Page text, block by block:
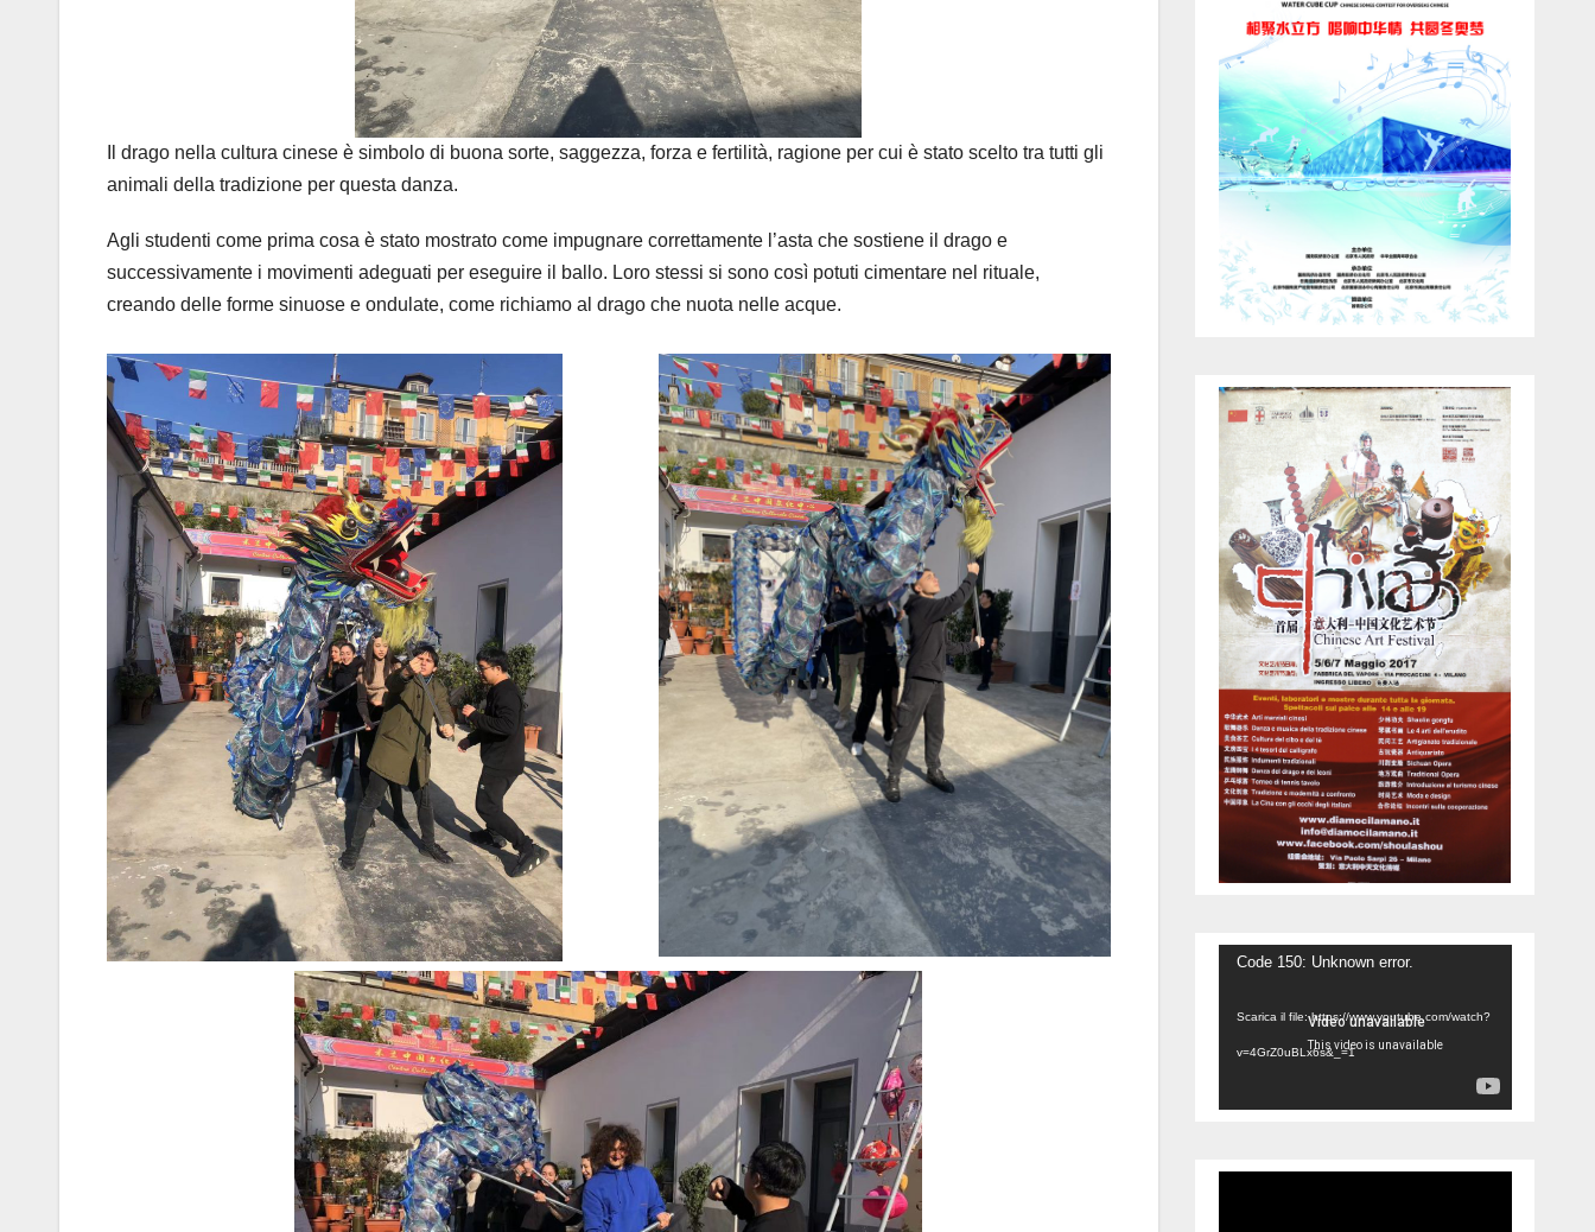
Il drago nella cultura cinese è simbolo di buona sorte, saggezza, forza e fertilità, ragione per cui è stato scelto tra tutti gli
animali della tradizione per questa danza.
Agli studenti come prima cosa è stato mostrato come impugnare correttamente l’asta che sostiene il drago e
successivamente i movimenti adeguati per eseguire il ballo. Loro stessi si sono così potuti cimentare nel rituale,
creando delle forme sinuose e ondulate, come richiamo al drago che nuota nelle acque.
Video
Code 150: Unknown error.
Scarica il file: https://www.youtube.com/watch?
v=4GrZ0uBLx6s&_=1